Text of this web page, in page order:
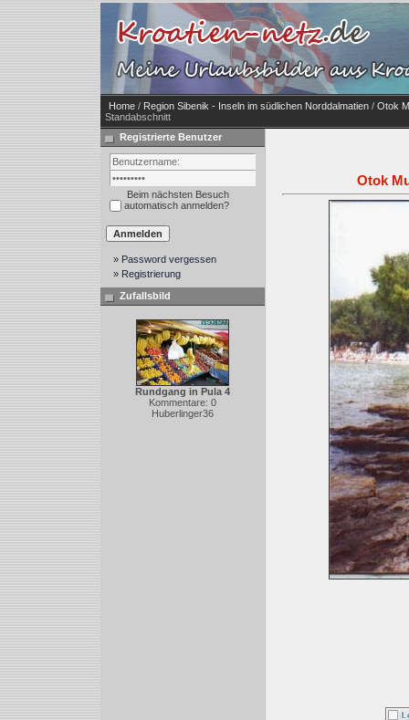
Home / Region Sibenik - Inseln im südlichen Norddalmatien / Otok
Standabschnitt
Registrierte Benutzer
Beim nächsten Besuch
automatisch anmelden?
» Password vergessen
» Registrierung
Zufallsbild
Rundgang in Pula 4
Kommentare: 0
Huberlinger36
Otok